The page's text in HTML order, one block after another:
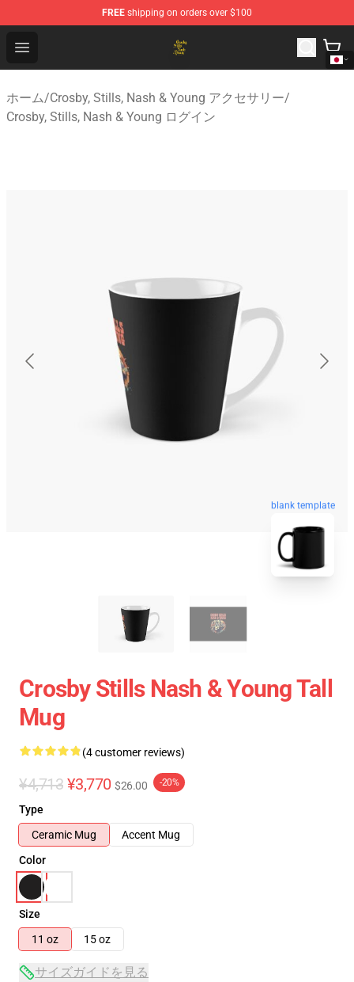
FREE shipping on orders over $100
Open menu
Crosby, Stills, Nash & Young Store - Official Crosby,
ホーム/Crosby, Stills, Nash & Young アクセサリー/
Crosby, Stills, Nash & Young ログイン
blank template
Crosby Stills Nash & Young Tall
Mug
(4 customer reviews)
¥4,713 ¥3,770 $26.00 -20%
Type
Ceramic Mug
Accent Mug
Color
Size
11 oz
15 oz
サイズガイドを見る